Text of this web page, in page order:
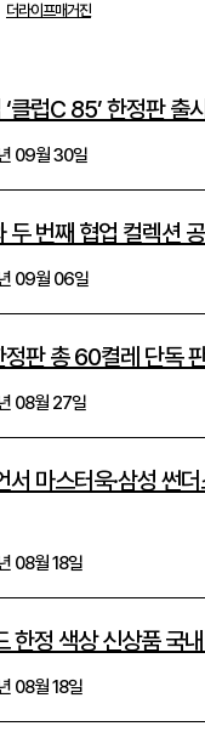
더라이프매거진
‘클럽C 85’ 한정판 출시
09월 30일
두 번째 협업 컬렉션
09월 06일
정판 총 60켤레 단독
08월 27일
서 마스터욱·삼성 썬
08월 18일
한정 색상 신상품 국
08월 18일